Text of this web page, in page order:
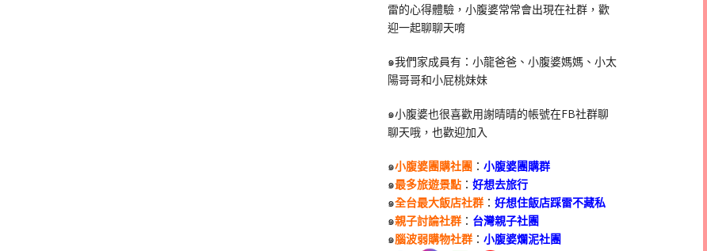
雷的心得體驗，小腹婆常常會出現在社群，歡
迎一起聊聊天唷
๑我們家成員有：小龍爸爸、小腹婆媽媽、小太
陽哥哥和小屁桃妹妹
๑小腹婆也很喜歡用謝晴晴的帳號在FB社群聊
聊天哦，也歡迎加入
๑小腹婆團購社團 ：小腹婆團購群
๑最多旅遊景點 ：好想去旅行
๑全台最大飯店社群 ：好想住飯店踩雷不藏私
๑親子討論社群 ： 台灣親子社團
๑腦波弱購物社群 ：小腹婆爛泥社團